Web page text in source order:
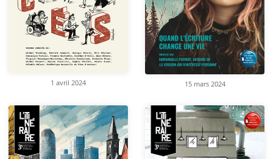
1 avril 2024 15 mars 2024